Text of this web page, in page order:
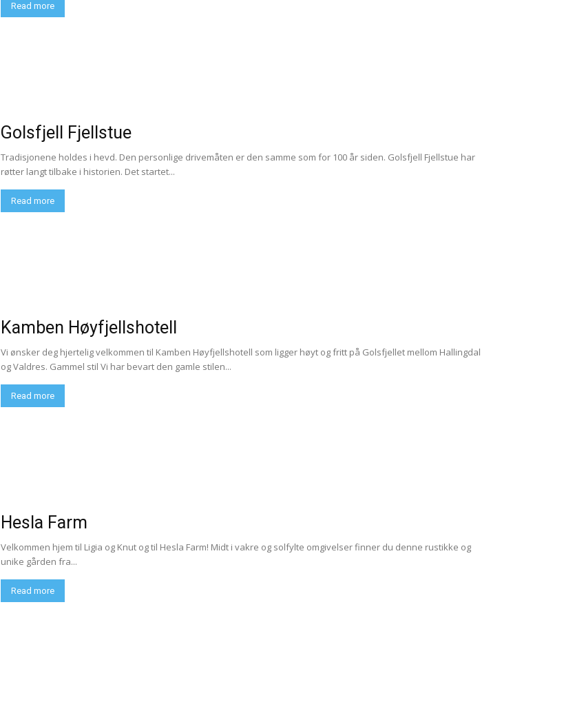
Read more
Golsfjell Fjellstue
Tradisjonene holdes i hevd. Den personlige drivemåten er den samme som for 100 år siden. Golsfjell Fjellstue har
røtter langt tilbake i historien. Det startet...
Read more
Kamben Høyfjellshotell
Vi ønsker deg hjertelig velkommen til Kamben Høyfjellshotell som ligger høyt og fritt på Golsfjellet mellom Hallingdal
og Valdres. Gammel stil Vi har bevart den gamle stilen...
Read more
Hesla Farm
Velkommen hjem til Ligia og Knut og til Hesla Farm! Midt i vakre og solfylte omgivelser finner du denne rustikke og
unike gården fra...
Read more